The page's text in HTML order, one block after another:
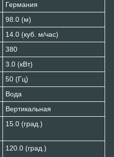
Германия
98.0 (м)
14.0 (куб. м/час)
380
3.0 (кВт)
50 (Гц)
Вода
Вертикальная
15.0 (град.)
120.0 (град.)